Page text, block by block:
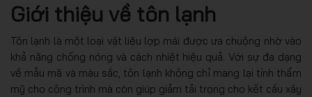
Giới thiệu về tôn lạnh
Tôn lạnh là một loại vật liệu lợp mái được ưa chuộng nhờ vào
khả năng chống nóng và cách nhiệt hiệu quả. Với sự đa dạng
về mẫu mã và màu sắc, tôn lạnh không chỉ mang lại tính thẩm
mỹ cho công trình mà còn giúp giảm tải trọng cho kết cấu xây